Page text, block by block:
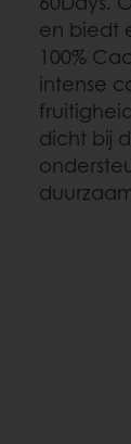
en biedt
100%
intense
dicht bij